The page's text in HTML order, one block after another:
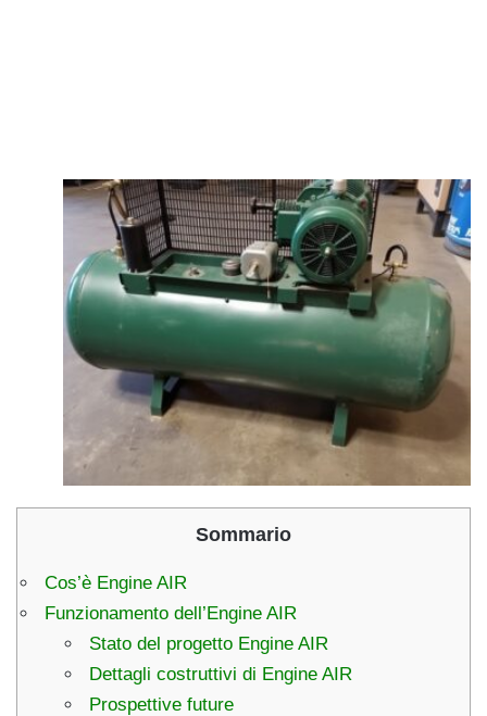
Sommario
Cos’è Engine AIR
Funzionamento dell’Engine AIR
Stato del progetto Engine AIR
Dettagli costruttivi di Engine AIR
Prospettive future